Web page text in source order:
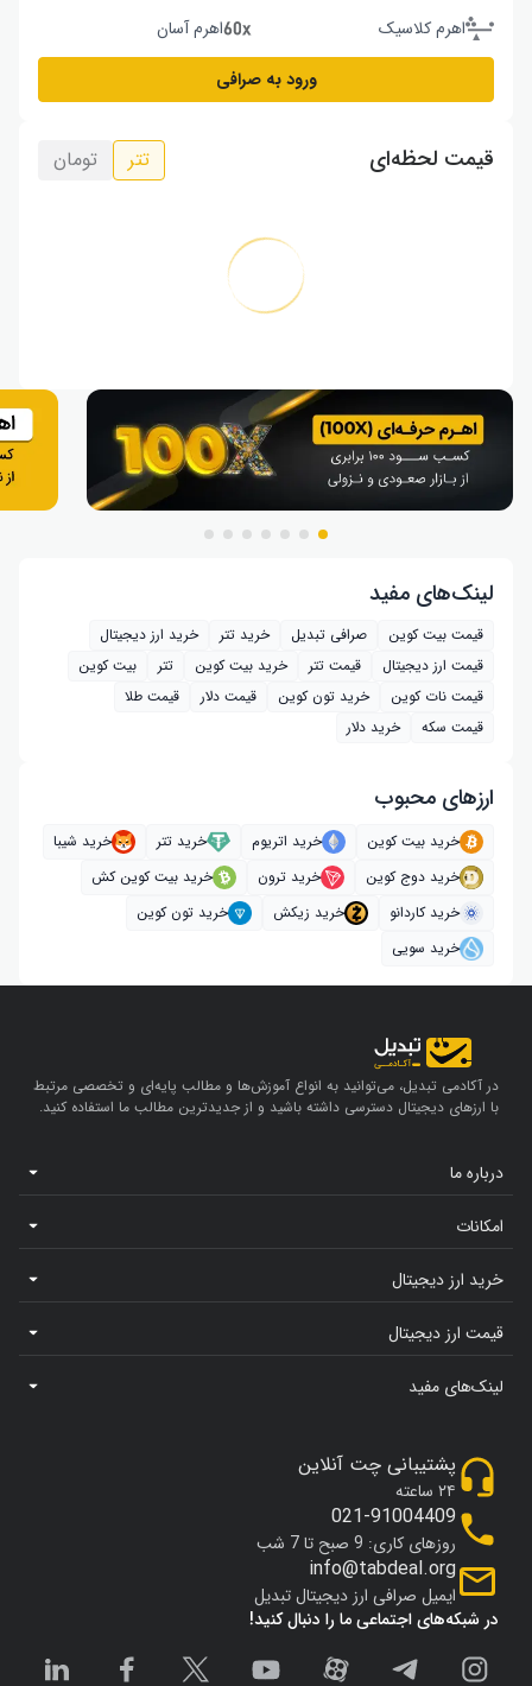
اهرم کلاسیک
اهرم آسان
ورود به صرافی
قیمت لحظه‌ای تتر تومان
لینک‌های مفید
قیمت بیت کوین صرافی تبدیل خرید تتر
خرید ارز دیجیتال
قیمت ارز دیجیتال
قیمت تتر خرید بیت‌ کوین تتر
بیت کوین
قیمت نات کوین
خرید تون کوین قیمت دلار
قیمت طلا
قیمت سکه
خرید دلار
ارز‌های محبوب
خرید بیت کوین خرید اتریوم خرید تتر
خرید شیبا
خرید دوج کوین
خرید ترون
خرید بیت کوین کش
خرید کاردانو
خرید زیکش
خرید تون کوین
خرید سویی
در آکادمی تبدیل، می‌توانید به انواع آموزش‌ها و مطالب پایه‌ای و تخصصی مرتبط
با ارزهای دیجیتال دسترسی داشته باشید و از جدیدترین مطالب ما استفاده کنید.
درباره ما
امکانات
خرید ارز دیجیتال
قیمت ارز دیجیتال
لینک‌های مفید
در شبکه‌های اجتماعی ما را دنبال کنید!
پشتیبانی چت آنلاین
۲۴ ساعته
021-91004409
روزهای کاری: 9 صبح تا 7 شب
info@tabdeal.org
ایمیل صرافی ارز دیجیتال تبدیل